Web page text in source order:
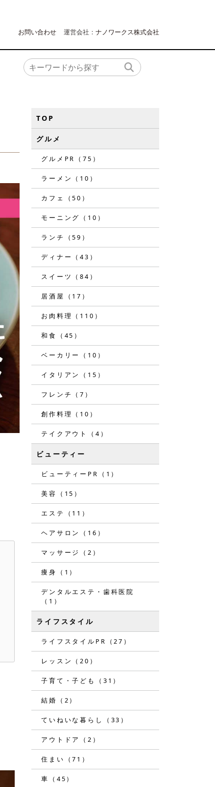
お問い合わせ 運営会社： ナノワークス株式会社
TOP
グルメ
グルメPR（75）
ラーメン（10）
カフェ（50）
モーニング（10）
ランチ（59）
ディナー（43）
スイーツ（84）
居酒屋（17）
お肉料理（110）
和食（45）
ベーカリー（10）
イタリアン（15）
フレンチ（7）
創作料理（10）
テイクアウト（4）
ビューティー
ビューティーPR（1）
美容（15）
エステ（11）
ヘアサロン（16）
マッサージ（2）
痩身（1）
デンタルエステ・歯科医院
（1）
ライフスタイル
ライフスタイルPR（27）
レッスン（20）
子育て・子ども（31）
結婚（2）
ていねいな暮らし（33）
アウトドア（2）
住まい（71）
車（45）